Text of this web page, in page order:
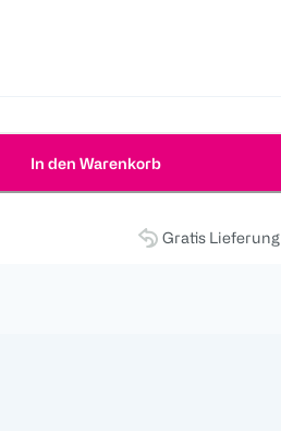
In den Warenkorb
Gratis